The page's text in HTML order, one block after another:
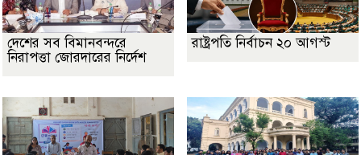
দেশের সব বিমানবন্দরে
নিরাপত্তা জোরদারের নির্দেশ
রাষ্ট্রপতি নির্বাচন ২০ আগস্ট